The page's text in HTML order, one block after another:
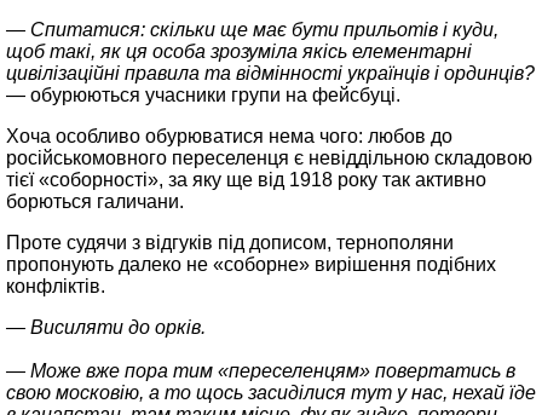
— Спитатися: скільки ще має бути прильотів і куди,
щоб такі, як ця особа зрозуміла якісь елементарні
цивілізаційні правила та відмінності українців і ординців?
— обурюються учасники групи на фейсбуці.
Хоча особливо обурюватися нема чого: любов до
російськомовного переселенця є невіддільною складовою
тієї «соборності», за яку ще від 1918 року так активно
борються галичани.
Проте судячи з відгуків під дописом, тернополяни
пропонують далеко не «соборне» вирішення подібних
конфліктів.
— Висиляти до орків.
— Може вже пора тим «переселенцям» повертатись в
свою московію, а то щось засиділися тут у нас, нехай їде